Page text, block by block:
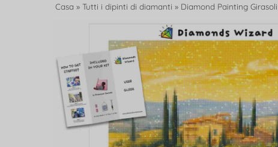
Casa »Tutti i dipinti di diamanti » Diamond Painting